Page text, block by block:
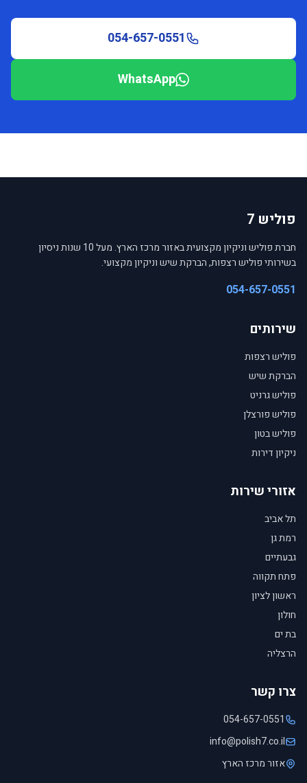
054-657-0551
WhatsApp
פוליש 7
חברת פוליש וניקיון מקצועית באזור מרכז הארץ. מעל 10 שנות ניסיון
בשירותי פוליש רצפות, הברקת שיש וניקיון מקצועי.
054-657-0551
שירותים
פוליש רצפות
הברקת שיש
פוליש גרניט
פוליש פורצלן
פוליש בטון
ניקיון דירות
אזורי שירות
תל אביב
רמת גן
גבעתיים
פתח תקווה
ראשון לציון
חולון
בת ים
הרצליה
צרו קשר
054-657-0551
info@polish7.co.il
אזור מרכז הארץ